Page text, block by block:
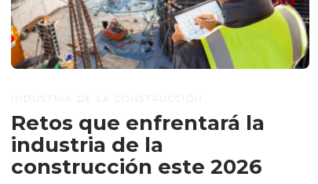
INDUSTRIA DE LA CONSTRUCCIÓN
Retos que enfrentará la
industria de la
construcción este 2026